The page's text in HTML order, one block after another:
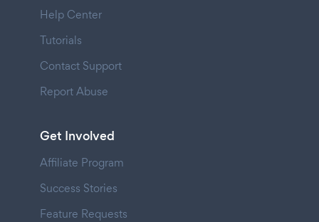
Help Center
Tutorials
Contact Support
Report Abuse
Get Involved
Affiliate Program
Success Stories
Feature Requests